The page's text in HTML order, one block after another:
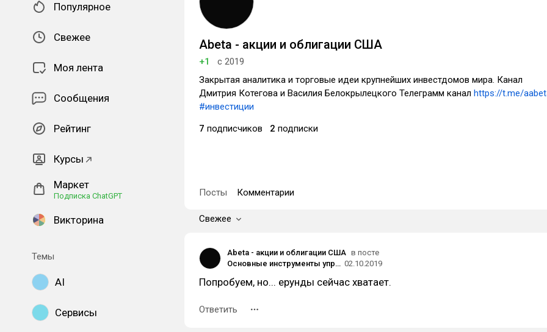
Популярное
Свежее
Моя лента
Сообщения
Рейтинг
Курсы
Маркет
Подписка ChatGPT
Викторина
Темы
AI
Сервисы
Abeta - акции и облигации США
+1
с 2019
Закрытая аналитика и торговые идеи крупнейших инвестдомов мира. Канал
Дмитрия Котегова и Василия Белокрылецкого Телеграмм канал https://t.me/
#инвестиции
7 подписчиков 2 подписки
Посты Комментарии
Свежее
Abeta - акции и облигации США в посте
Основные инструменты управления криптоактивами для трейдеров и инвесторов 02.10.2019
Попробуем, но... ерунды сейчас хватает.
Ответить